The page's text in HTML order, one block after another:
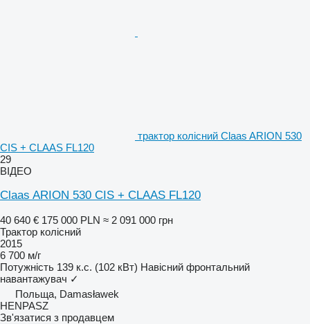
трактор колісний Claas ARION 530
CIS + CLAAS FL120
29
ВІДЕО
Claas ARION 530 CIS + CLAAS FL120
40 640 € 175 000 PLN ≈ 2 091 000 грн
Трактор колісний
2015
6 700 м/г
Потужність 139 к.с. (102 кВт) Навісний фронтальний
навантажувач ✓
Польща, Damasławek
HENPASZ
Зв'язатися з продавцем